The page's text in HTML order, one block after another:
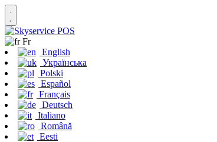
Fr
English
Українська
Polski
Español
Français
Deutsch
Italiano
Română
Eesti